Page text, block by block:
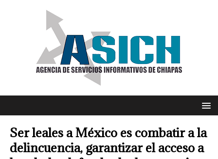
Ser leales a México es combatir a la
delincuencia, garantizar el acceso a